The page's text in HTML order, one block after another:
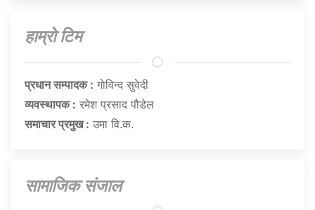
हाम्राे टिम
प्रधान सम्पादक : गाेविन्द सुवेदी
व्यवस्थापक : रमेश प्रसाद पौडेल
समाचार प्रमुख : उमा वि.क.
सामाजिक संजाल